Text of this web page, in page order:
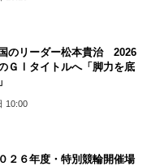
国のリーダー松本貴治 2026
ＧⅠタイトルへ「脚力を底
10:00
２６年度・特別競輪開催場